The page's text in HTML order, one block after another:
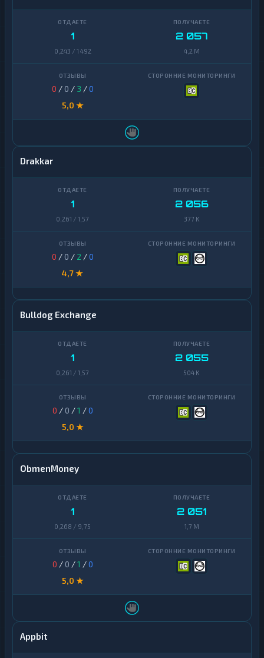
1
0,243 / 1 492
2 057
4,2 M
0 / 0 / 3 /0
5,0 ★
Drakkar
1
0,261 / 1,57
2 056
377 K
0 / 0 / 2 /0
4,7 ★
Bulldog Exchange
1
0,261 / 1,57
2 055
504 K
0 / 0 /1 /0
5,0 ★
ObmenMoney
1
0,268 / 9,75
2 051
1,7 M
0 / 0 /1 /0
5,0 ★
Appbit